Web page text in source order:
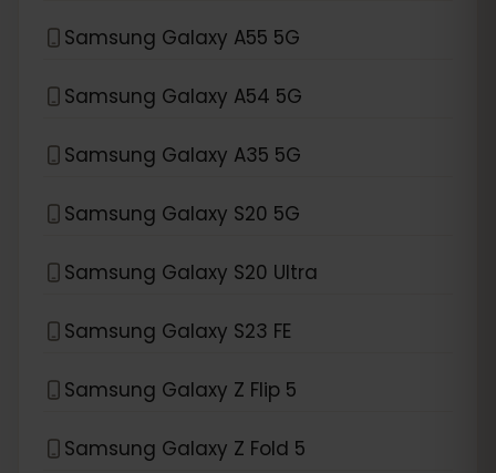
Samsung Galaxy A55 5G
Samsung Galaxy A54 5G
Samsung Galaxy A35 5G
Samsung Galaxy S20 5G
Samsung Galaxy S20 Ultra
Samsung Galaxy S23 FE
Samsung Galaxy Z Flip 5
Samsung Galaxy Z Fold 5